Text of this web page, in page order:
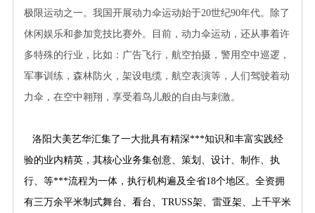
极限运动之一。我国开展动力伞运动始于20世纪90年代。除了
休闲娱乐和参加竞技比赛外。目前，动力伞运动，还从事着许
多特殊的行业，比如：广告飞行，航空拍摄，警用空中巡逻，
军事训练，森林防火，架设电缆，航空表演等，人们驾驶着动
力伞，在空中翱翔，享受着鸟儿般的自由与刺激。
洛阳大美艺华汇集了一大批具有精深***知识和丰富实践经
验的业内精英，其核心业务集创意、策划、设计、制作、执
行、等***流程为一体，执行机构遍及全省18个地区。全资拥
有三万余平米制式舞台、看台、TRUSS架、雷亚架、上千平米